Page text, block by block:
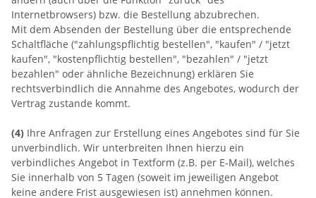
Internetbrowsers) bzw. die Bestellung abzubrechen.
Mit dem Absenden der Bestellung über die entsprechende
Schaltfläche ("zahlungspflichtig bestellen", "kaufen" / "jetzt
kaufen", "kostenpflichtig bestellen", "bezahlen" / "jetzt
bezahlen" oder ähnliche Bezeichnung) erklären Sie
rechtsverbindlich die Annahme des Angebotes, wodurch der
Vertrag zustande kommt.
(4) Ihre Anfragen zur Erstellung eines Angebotes sind für Sie
unverbindlich. Wir unterbreiten Ihnen hierzu ein
verbindliches Angebot in Textform (z.B. per E-Mail), welches
Sie innerhalb von 5 Tagen (soweit im jeweiligen Angebot
keine andere Frist ausgewiesen ist) annehmen können.